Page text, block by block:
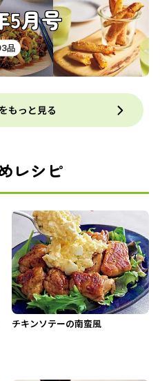
5月号
品
もっと見る
レシピ
チキンソテーの南蛮風